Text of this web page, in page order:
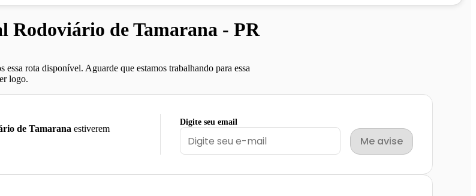
Rodoviário de Tamarana - PR
essa rota disponível. Aguarde que estamos trabalhando para essa
logo.
de Tamarana estiverem
Digite seu email
Me avise